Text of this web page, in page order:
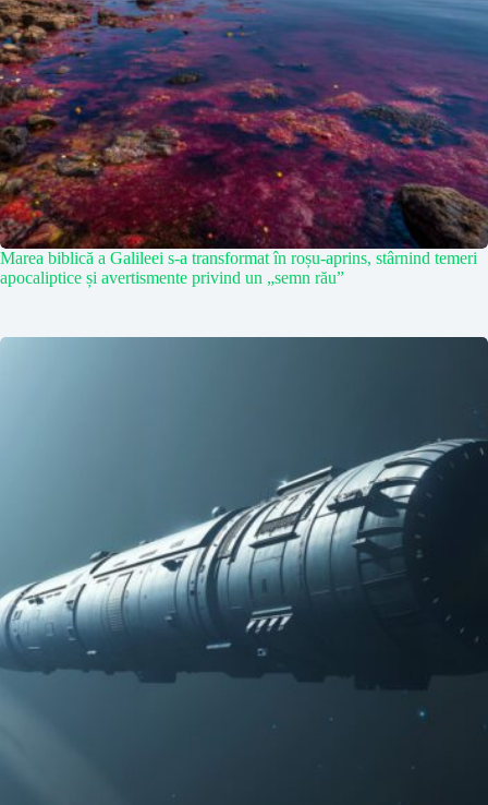
Marea biblică a Galileei s-a transformat în roșu-aprins, stârnind temeri
apocaliptice și avertismente privind un „semn rău”